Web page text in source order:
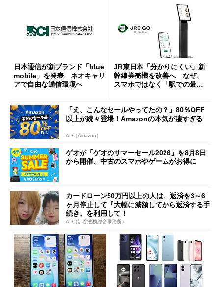
日本通信が新ブランド「blue
mobile」を発表 ネオキャリ
アで自由な通信環境へ
JR東日本「分かりにくい」新
幹線券売機を改善へ なぜ、
スマホではなく「駅での最短
「え、こんなセールやってたの？」80％OFF
以上が続々登場！Amazonの本気が凄すぎる
AD（Amazon）
ゲオが「ゲオのサマーセール2026」を8月8日
から開催、中古のスマホやゲームがお得に
カードローン50万円以上の人は、返済を3～6
ヶ月停止して『大幅に減額してから返済する手
続き』を利用して！
AD（渋谷法務総合事務所）